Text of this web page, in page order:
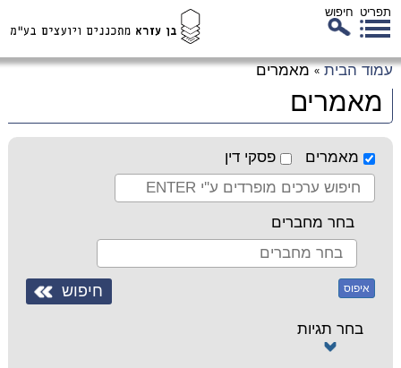
תפריט חיפוש
עמוד הבית » מאמרים
מאמרים
מאמרים פסקי דין
בחר מחברים
איפוס
בחר תגיות